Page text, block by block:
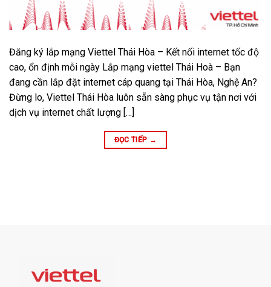
Đăng ký lắp mạng Viettel Thái Hòa – Kết nối internet tốc độ
cao, ổn định mỗi ngày Lắp mạng viettel Thái Hoà – Bạn
đang cần lắp đặt internet cáp quang tại Thái Hòa, Nghệ An?
Đừng lo, Viettel Thái Hòa luôn sẵn sàng phục vụ tận nơi với
dịch vụ internet chất lượng […]
ĐỌC TIẾP →